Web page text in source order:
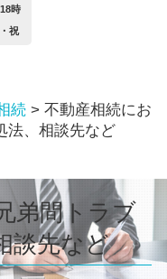
時
祝
続 > 不動産相続にお
法、相談先など
弟間トラブ
談先など